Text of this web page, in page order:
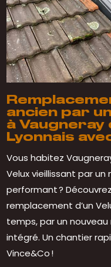
ancien par
à Vaugneray
Lyonnais
Vous habitez
Velux vieillissant par
performant ?
remplacement d’un
temps, par un
intégré. Un chantier
Vince&Co !